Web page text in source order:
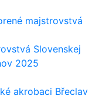
majstrovstvá
Slovenskej
2025
akrobaci Břeclav